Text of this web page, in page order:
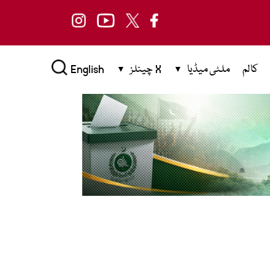
کالم ملٹی میڈیا X چینلز English